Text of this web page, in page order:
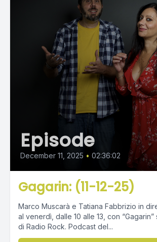
Episode
December 11, 2025 • 02:36:02
Gagarin: (11-12-25)
Marco Muscarà e Tatiana Fabbrizio in
al venerdì, dalle 10 alle 13, con “Gagarin”
di Radio Rock. Podcast del...